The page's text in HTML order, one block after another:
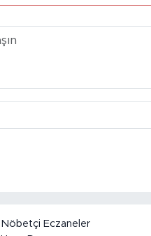
Nöbetçi Eczaneler